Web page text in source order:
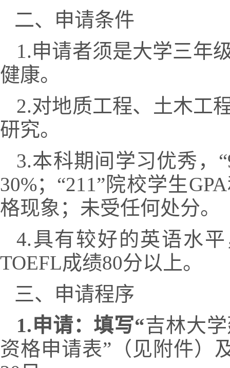
二、申请条件
1.申请者须是大学三年
健康。
2.对地质工程、土木工
研究。
3.本科期间学习优秀，
30%；“211”院校学生
格现象；未受任何处分。
4.具有较好的英语水
TOEFL成绩80分以上。
三、申请程序
1.申请：填写“吉林大
资格申请表”（见附件）